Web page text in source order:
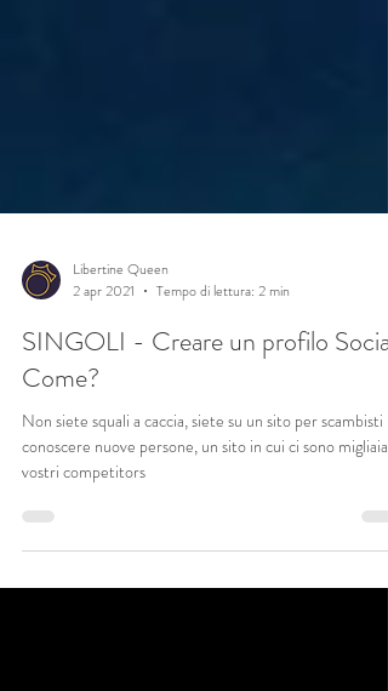
Libertine Queen
2 apr 2021
Tempo di lettura: 2 min
SINGOLI - Creare un profilo Social:
Come?
Non siete squali a caccia, siete su un sito per scambisti
conoscere nuove persone, un sito in cui ci sono migliaia